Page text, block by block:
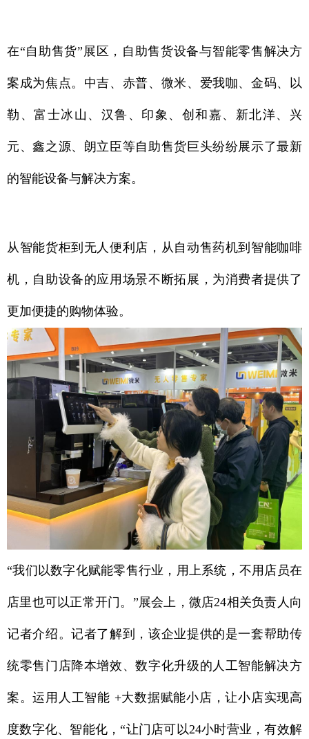
在“自助售货”展区，自助售货设备与智能零售解决方
案成为焦点。中吉、赤普、微米、爱我咖、金码、以
勒、富士冰山、汉鲁、印象、创和嘉、新北洋、兴
元、鑫之源、朗立臣等自助售货巨头纷纷展示了最新
的智能设备与解决方案。
从智能货柜到无人便利店，从自动售药机到智能咖啡
机，自助设备的应用场景不断拓展，为消费者提供了
更加便捷的购物体验。
“我们以数字化赋能零售行业，用上系统，不用店员在
店里也可以正常开门。”展会上，微店24相关负责人向
记者介绍。记者了解到，该企业提供的是一套帮助传
统零售门店降本增效、数字化升级的人工智能解决方
案。运用人工智能 +大数据赋能小店，让小店实现高
度数字化、智能化，“让门店可以24小时营业，有效解